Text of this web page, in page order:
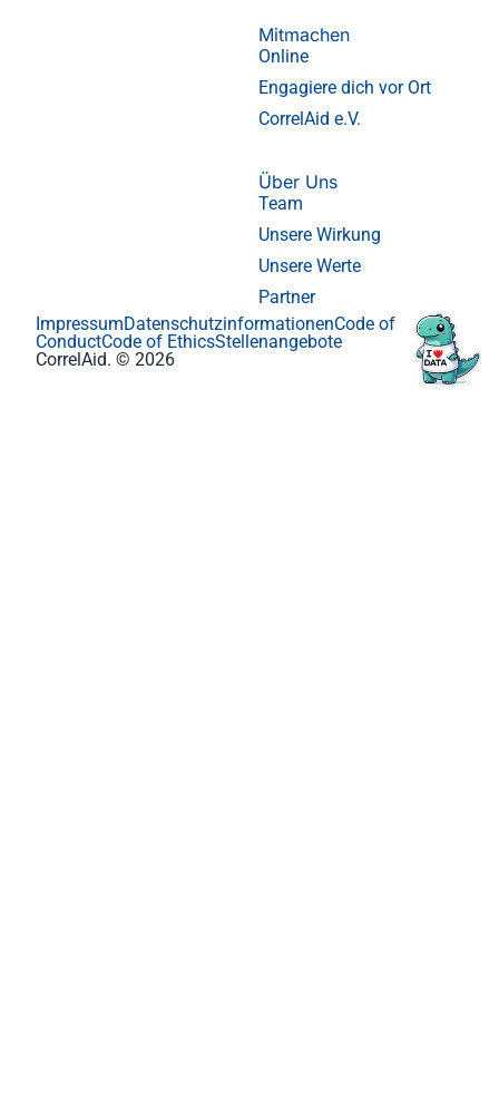
Mitmachen
Online
Engagiere dich vor Ort
CorrelAid e.V.
Über Uns
Team
Unsere Wirkung
Unsere Werte
Partner
CorrelAid. © 2026
ImpressumDatenschutzinformationenCode of
ConductCode of EthicsStellenangebote